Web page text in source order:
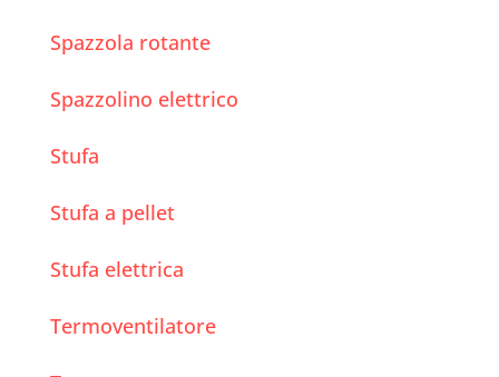
Spazzola rotante
Spazzolino elettrico
Stufa
Stufa a pellet
Stufa elettrica
Termoventilatore